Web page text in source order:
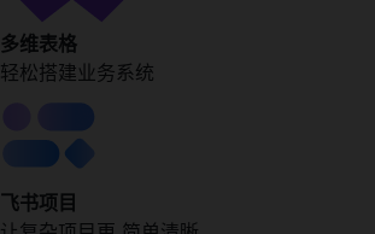
多维表格
轻松搭建业务系统
飞书项目